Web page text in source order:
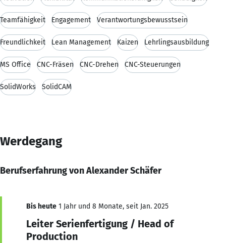
Teamfähigkeit Engagement Verantwortungsbewusstsein
Freundlichkeit Lean Management Kaizen Lehrlingsausbildung
MS Office CNC-Fräsen CNC-Drehen CNC-Steuerungen
SolidWorks SolidCAM
Werdegang
Berufserfahrung von Alexander Schäfer
Bis heute 1 Jahr und 8 Monate, seit Jan. 2025
Leiter Serienfertigung / Head of
Production